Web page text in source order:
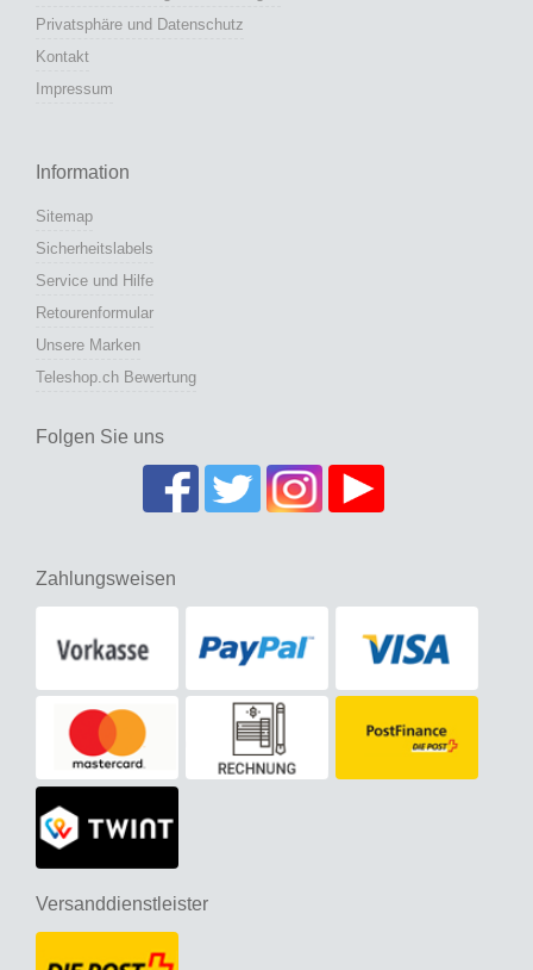
Privatsphäre und Datenschutz
Kontakt
Impressum
Information
Sitemap
Sicherheitslabels
Service und Hilfe
Retourenformular
Unsere Marken
Teleshop.ch Bewertung
Folgen Sie uns
Zahlungsweisen
Versanddienstleister